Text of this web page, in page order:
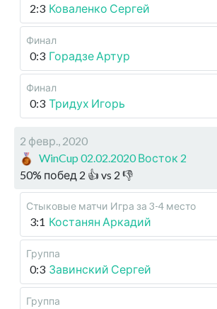
2:3 Коваленко Сергей
Финал
0:3 Горадзе Артур
Финал
0:3 Тридух Игорь
2 февр., 2020
WinCup 02.02.2020 Восток 2
50% побед 2 👍 vs 2 👎
Стыковые матчи Игра за 3-4 место
3:1 Костанян Аркадий
Группа
0:3 Завинский Сергей
Группа